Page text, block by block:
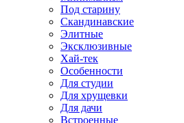
Под старину
Скандинавские
Элитные
Эксклюзивные
Хай-тек
Особенности
Для студии
Для хрущевки
Для дачи
Встроенные